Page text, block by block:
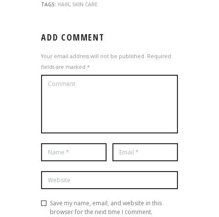
TAGS: HAIR, SKIN CARE
ADD COMMENT
Your email address will not be published. Required
fields are marked *
Save my name, email, and website in this
browser for the next time I comment.